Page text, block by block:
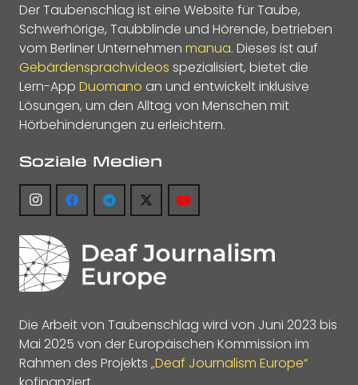
Der Taubenschlag ist eine Website für Taube,
Schwerhörige, Taubblinde und Hörende, betrieben
vom Berliner Unternehmen manua. Dieses ist auf
Gebärdensprachvideos spezialisiert, bietet die
Lern-App Duomano an und entwickelt inklusive
Lösungen, um den Alltag von Menschen mit
Hörbehinderungen zu erleichtern.
Soziale Medien
Die Arbeit von Taubenschlag wird von Juni 2023 bis
Mai 2025 von der Europäischen Kommission im
Rahmen des Projekts „Deaf Journalism Europe“